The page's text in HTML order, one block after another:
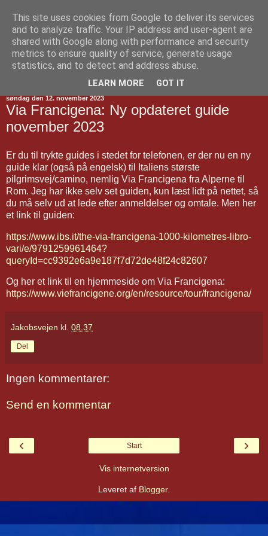
Jakobsvejen
søndag den 12. november 2023
Via Francigena: Ny opdateret guide
november 2023
Er du til trykte guides i stedet for telefonen, er der nu en ny
guide klar (også på engelsk) til Italiens største
pilgrimsvej/camino, nemlig Via Francigena fra Alperne til
Rom. Jeg har ikke selv set guiden, kun læst lidt på nettet, så
du må selv ud at lede efter anmeldelser og omtale. Men her
et link til guiden:
https://www.ibs.it/the-via-francigena-1000-kilometres-libro-
vari/e/9791259961464?
queryId=cc9392e6a9e187f7d72de48f24c82607
Og her et link til en hjemmeside om Via Francigena:
https://www.viefrancigene.org/en/resource/tour/francigena/
Jakobsvejen kl. 08.37
Del
Ingen kommentarer:
Send en kommentar
‹ ›
Start
Vis internetversion
Leveret af Blogger.
This site uses cookies from Google to deliver its services
and to analyze traffic. Your IP address and user-agent are
shared with Google along with performance and security
metrics to ensure quality of service, generate usage
statistics, and to detect and address abuse.
LEARN MORE GOT IT